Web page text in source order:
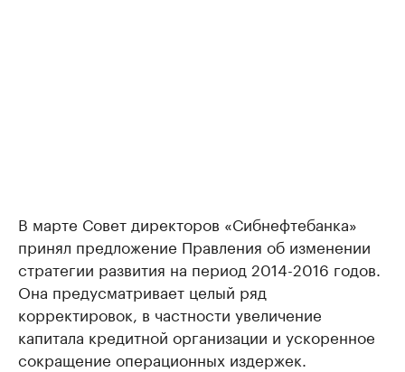
В марте Совет директоров «Сибнефтебанка»
принял предложение Правления об изменении
стратегии развития на период 2014-2016 годов.
Она предусматривает целый ряд
корректировок, в частности увеличение
капитала кредитной организации и ускоренное
сокращение операционных издержек.